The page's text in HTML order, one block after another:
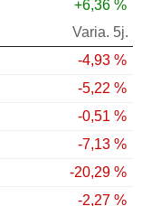
+6,36 %
Varia. 5j.
-4,93 %
-5,22 %
-0,51 %
-7,13 %
-20,29 %
-2,27 %